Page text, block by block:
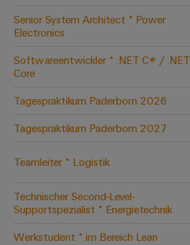
Senior System Architect * Power
Electronics
Softwareentwickler * .NET C# / .NET
Core
Tagespraktikum Paderborn 2026
Tagespraktikum Paderborn 2027
Teamleiter * Logistik
Technischer Second-Level-
Supportspezialist * Energietechnik
Werkstudent * im Bereich Lean